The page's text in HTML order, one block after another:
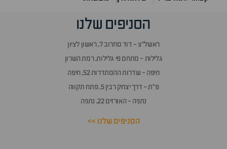
הסניפים שלנו
ראשל״צ - דוד סחרוב 7, ראשון לציון
גלילות - מתחם פי גלילות, רמת השרון
חיפה - שדרות ההסתדרות 52, חיפה
פ״ת - דרך יצחק רבין 5, פתח תקווה
נתניה - האורזים 22, נתניה
הסניפים שלנו >>